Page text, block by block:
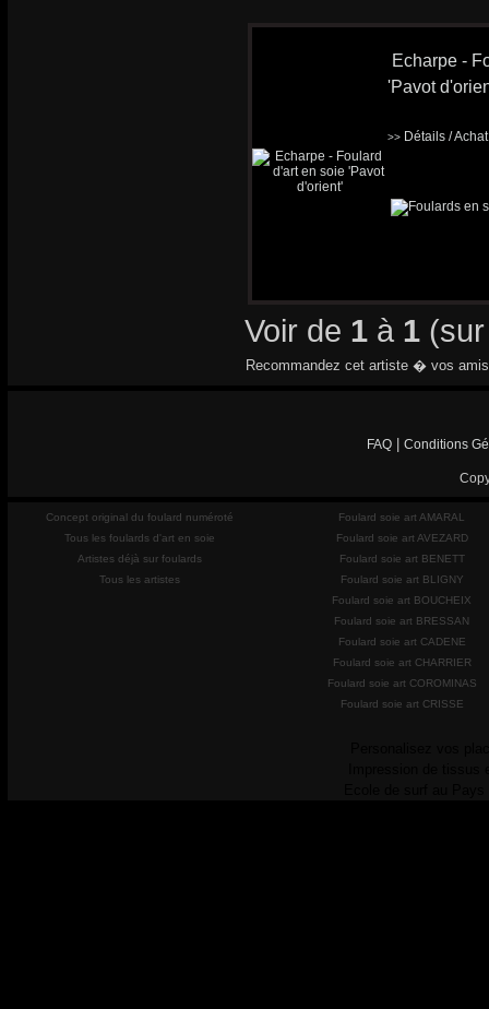
Echarpe -
'Pavot
>> Détails /
Voir de 1 à 1
Recommandez cet artiste � vos
FAQ Conditions
Concept original du foulard numéroté
Tous les foulards d'art en soie
Artistes déjà sur foulards
Tous les artistes
Foulard soie art AMARAL
Foulard soie art AVEZARD
Foulard soie art BENETT
Foulard soie art BLIGNY
Foulard soie art BOUCHEIX
Foulard soie art BRESSAN
Foulard soie art CADENE
Foulard soie art CHARRIER
Foulard soie art COROMINAS
Foulard soie art CRISSE